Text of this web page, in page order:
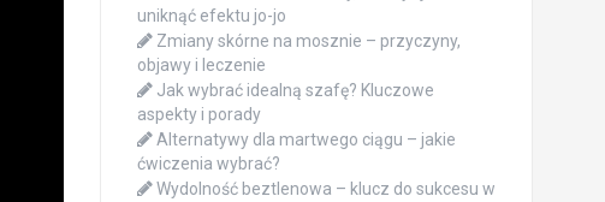
uniknąć efektu jo-jo
Zmiany skórne na mosznie – przyczyny,
objawy i leczenie
Jak wybrać idealną szafę? Kluczowe
aspekty i porady
Alternatywy dla martwego ciągu – jakie
ćwiczenia wybrać?
Wydolność beztlenowa – klucz do sukcesu w